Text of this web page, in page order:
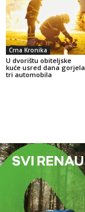
Crna Kronika
U dvorištu obiteljske
kuće usred dana gorjela
tri automobila